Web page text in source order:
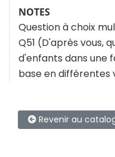
NOTES
Question à choix
Q51 (D'après vous,
d'enfants dans une
base en différentes
Revenir au